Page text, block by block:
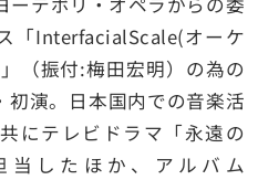
「InterfacialScale(オーケ
（振付:梅田宏明）の為の
演。日本国内での音楽活
にテレビドラマ「永遠の
当したほか、アルバム